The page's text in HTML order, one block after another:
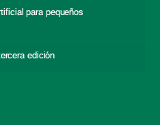
para pequeños
edición